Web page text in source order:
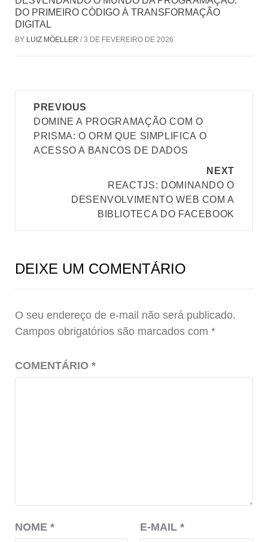
DO PRIMEIRO CÓDIGO À TRANSFORMAÇÃO
DIGITAL
BY LUIZ MÖELLER / 3 DE FEVEREIRO DE 2026
Post
navigation
PREVIOUS
DOMINE A PROGRAMAÇÃO COM O
PRISMA: O ORM QUE SIMPLIFICA O
ACESSO A BANCOS DE DADOS
NEXT
REACTJS: DOMINANDO O
DESENVOLVIMENTO WEB COM A
BIBLIOTECA DO FACEBOOK
DEIXE UM COMENTÁRIO
O seu endereço de e-mail não será publicado.
Campos obrigatórios são marcados com *
COMENTÁRIO *
NOME * E-MAIL *